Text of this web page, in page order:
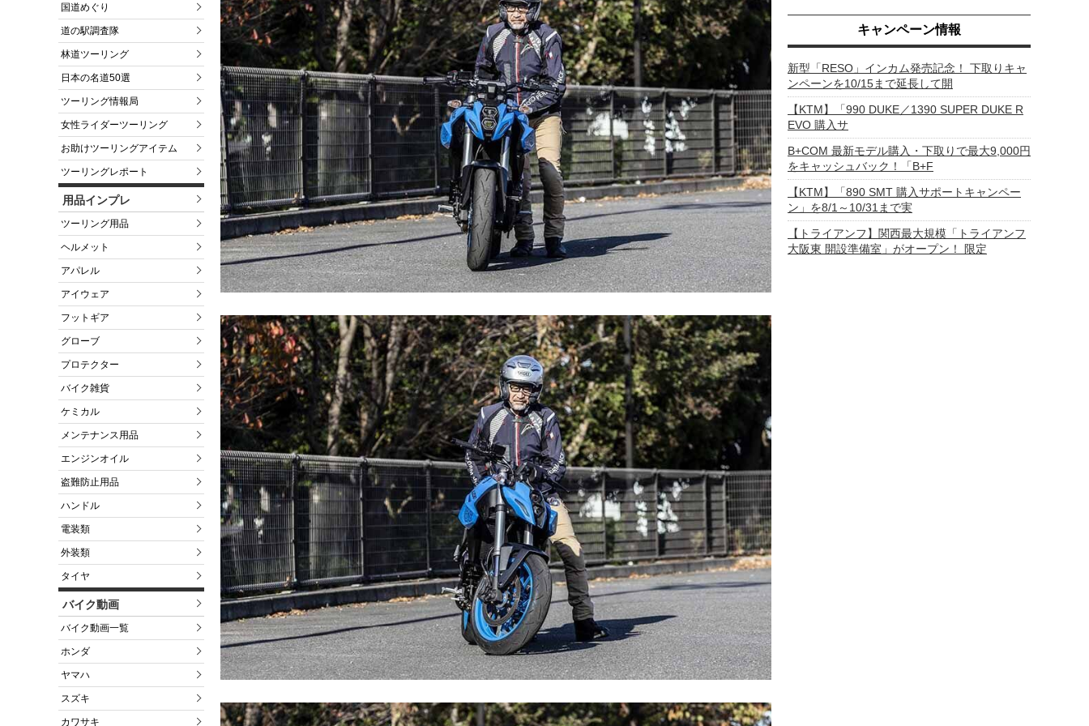
国道めぐり
道の駅調査隊
林道ツーリング
日本の名道50選
ツーリング情報局
女性ライダーツーリング
お助けツーリングアイテム
ツーリングレポート
用品インプレ
ツーリング用品
ヘルメット
アパレル
アイウェア
フットギア
グローブ
プロテクター
バイク雑貨
ケミカル
メンテナンス用品
エンジンオイル
盗難防止用品
ハンドル
電装類
外装類
タイヤ
バイク動画
バイク動画一覧
ホンダ
ヤマハ
スズキ
カワサキ
キャンペーン情報
新型「RESO」インカム発売記念！ 下取りキャ
ンペーンを10/15まで延長して開
【KTM】「990 DUKE／1390 SUPER DUKE R
EVO 購入サ
B+COM 最新モデル購入・下取りで最大9,000円
をキャッシュバック！「B+F
【KTM】「890 SMT 購入サポートキャンペー
ン」を8/1～10/31まで実
【トライアンフ】関西最大規模「トライアンフ
大阪東 開設準備室」がオープン！ 限定